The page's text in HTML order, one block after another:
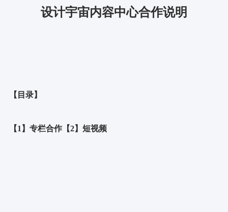
设计宇宙内容中心合作说明
【目录】
【1】专栏合作【2】短视频